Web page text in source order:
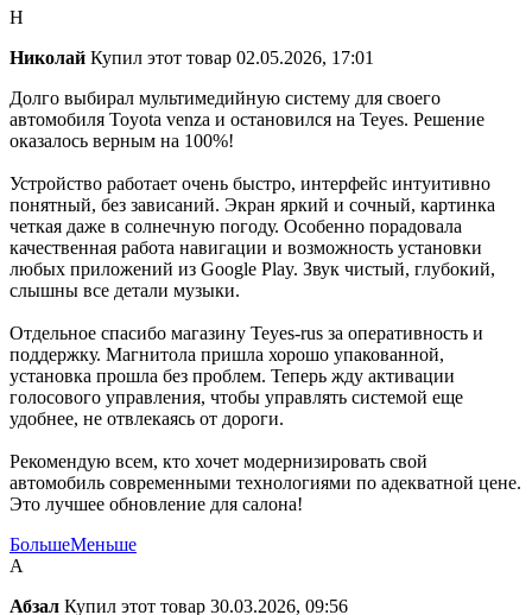
Н
Николай Купил этот товар 02.05.2026, 17:01
Долго выбирал мультимедийную систему для своего
автомобиля Toyota venza и остановился на Teyes. Решение
оказалось верным на 100%!
Устройство работает очень быстро, интерфейс интуитивно
понятный, без зависаний. Экран яркий и сочный, картинка
четкая даже в солнечную погоду. Особенно порадовала
качественная работа навигации и возможность установки
любых приложений из Google Play. Звук чистый, глубокий,
слышны все детали музыки.
Отдельное спасибо магазину Teyes-rus за оперативность и
поддержку. Магнитола пришла хорошо упакованной,
установка прошла без проблем. Теперь жду активации
голосового управления, чтобы управлять системой еще
удобнее, не отвлекаясь от дороги.
Рекомендую всем, кто хочет модернизировать свой
автомобиль современными технологиями по адекватной цене.
Это лучшее обновление для салона!
БольшеМеньше
А
Абзал Купил этот товар 30.03.2026, 09:56